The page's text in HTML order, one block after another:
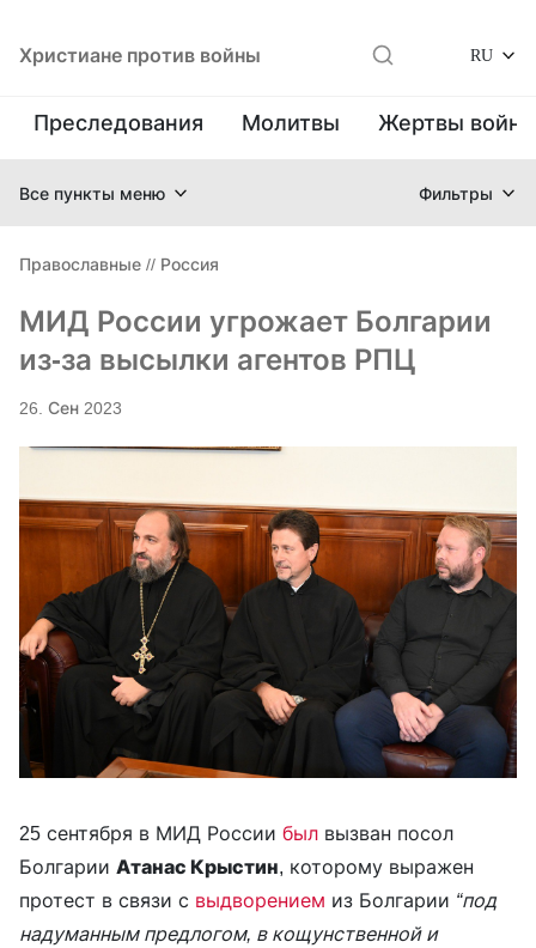
Христиане против войны RU
Преследования Молитвы Жертвы
Все пункты меню Фильтры
Православные // Россия
МИД России угрожает Болгарии
из-за высылки агентов РПЦ
26. Сен 2023
25 сентября в МИД России был вызван посол
Болгарии Атанас Крыстин, которому выражен
протест в связи с выдворением из Болгарии “под
надуманным предлогом, в кощунственной и